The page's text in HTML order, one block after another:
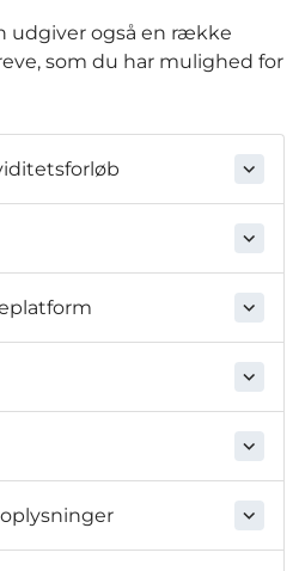
udgiver også en række
som du har mulighed for